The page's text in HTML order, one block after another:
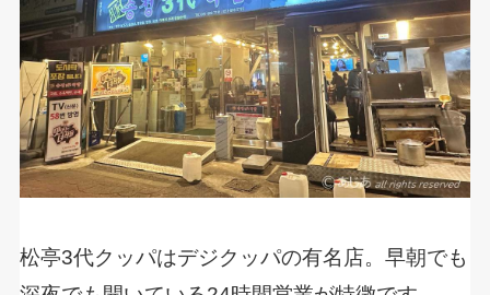
松亭3代クッパはデジクッパの有名店。早朝でも